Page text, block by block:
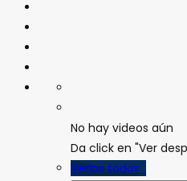
No hay videos aún
Da click en "Ver
Verlos todos